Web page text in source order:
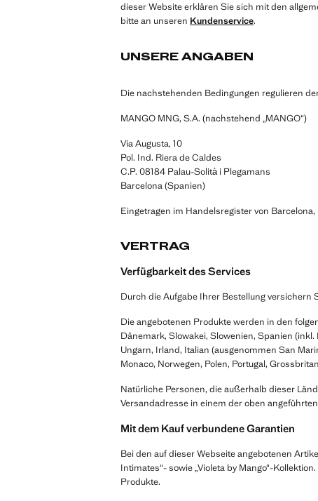
dieser Website erklären Sie sich mit den
bitte an unseren Kundenservice.
UNSERE ANGABEN
Die nachstehenden Bedingungen regulieren
MANGO MNG, S.A. (nachstehend „MANGO“)
Via Augusta, 10
Pol. Ind. Riera de Caldes
C.P. 08184 Palau-Solità i Plegamans
Barcelona (Spanien)
Eingetragen im Handelsregister von
VERTRAG
Verfügbarkeit des Services
Durch die Aufgabe Ihrer Bestellung versichern
Die angebotenen Produkte werden in den
Dänemark, Slowakei, Slowenien, Spanien
Ungarn, Irland, Italian (ausgenommen San
Monaco, Norwegen, Polen, Portugal,
Natürliche Personen, die außerhalb dieser
Versandadresse in einem der oben
Mit dem Kauf verbundene Garantien
Bei den auf dieser Webseite angebotenen
Intimates“- sowie „Violeta by Mango“-
Produkte.